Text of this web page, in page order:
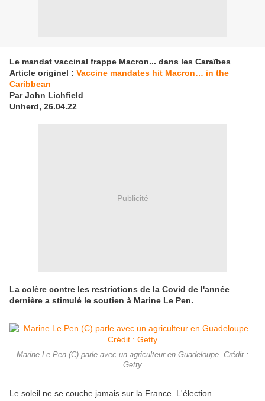
Le mandat vaccinal frappe Macron... dans les Caraïbes
Article originel : Vaccine mandates hit Macron… in the
Caribbean
Par John Lichfield
Unherd, 26.04.22
Publicité
La colère contre les restrictions de la Covid de l'année
dernière a stimulé le soutien à Marine Le Pen.
Marine Le Pen (C) parle avec un agriculteur en Guadeloupe. Crédit :
Getty
Le soleil ne se couche jamais sur la France. L'élection